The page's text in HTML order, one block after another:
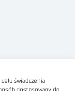
świadczenia
dostosowany do